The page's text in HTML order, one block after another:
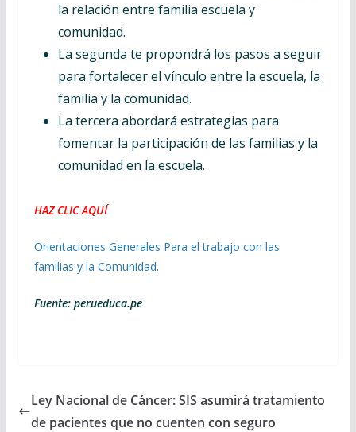
la relación entre familia escuela y
comunidad.
La segunda te propondrá los pasos a seguir
para fortalecer el vínculo entre la escuela, la
familia y la comunidad.
La tercera abordará estrategias para
fomentar la participación de las familias y la
comunidad en la escuela.
HAZ CLIC AQUÍ
Orientaciones Generales Para el trabajo con las
familias y la Comunidad.
Fuente: perueduca.pe
Ley Nacional de Cáncer: SIS asumirá tratamiento
de pacientes que no cuenten con seguro